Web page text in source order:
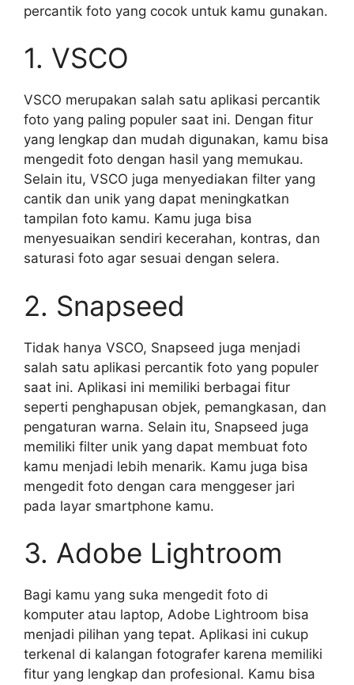
percantik foto yang cocok untuk kamu gunakan.
1. VSCO
VSCO merupakan salah satu aplikasi percantik
foto yang paling populer saat ini. Dengan fitur
yang lengkap dan mudah digunakan, kamu bisa
mengedit foto dengan hasil yang memukau.
Selain itu, VSCO juga menyediakan filter yang
cantik dan unik yang dapat meningkatkan
tampilan foto kamu. Kamu juga bisa
menyesuaikan sendiri kecerahan, kontras, dan
saturasi foto agar sesuai dengan selera.
2. Snapseed
Tidak hanya VSCO, Snapseed juga menjadi
salah satu aplikasi percantik foto yang populer
saat ini. Aplikasi ini memiliki berbagai fitur
seperti penghapusan objek, pemangkasan, dan
pengaturan warna. Selain itu, Snapseed juga
memiliki filter unik yang dapat membuat foto
kamu menjadi lebih menarik. Kamu juga bisa
mengedit foto dengan cara menggeser jari
pada layar smartphone kamu.
3. Adobe Lightroom
Bagi kamu yang suka mengedit foto di
komputer atau laptop, Adobe Lightroom bisa
menjadi pilihan yang tepat. Aplikasi ini cukup
terkenal di kalangan fotografer karena memiliki
fitur yang lengkap dan profesional. Kamu bisa